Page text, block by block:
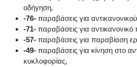
οδήγηση,
-76- παραβάσεις για
-71- παραβάσεις για
-57- παραβάσεις για παραβίαση
-49- παραβάσεις για κίνηση στο
κυκλοφορίας,